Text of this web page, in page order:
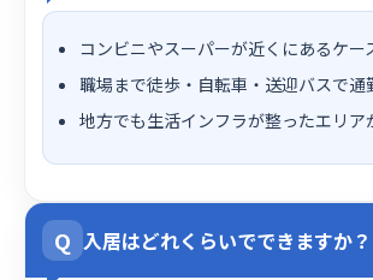
コンビニやスーパーが近くにあるケー
職場まで徒歩・自転車・送迎バスで通
地方でも生活インフラが整ったエリア
Q 入居はどれくらいでできますか？